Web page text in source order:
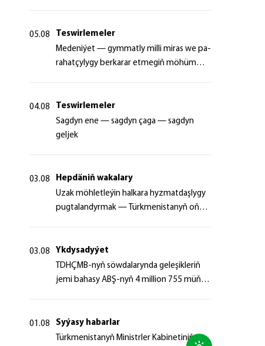
05.08
Teswirlemeler
Me­de­ni­ýet — gym­mat­ly milli mi­ras we pa­
ra­hat­çy­ly­gy ber­ka­rar et­me­giň mö­hüm
04.08
Teswirlemeler
Sagdyn ene — sagdyn çaga — sagdyn
geljek
03.08
Hepdäniň wakalary
Uzak möhletleýin halkara hyzmatdaşlygy
pugtalandyrmak — Türkmenistanyň oňyn
03.08
Ykdysadyýet
TDHÇMB-nyň söwdalarynda geleşikleriň
jemi bahasy ABŞ-nyň 4 million 755 müň
01.08
Syýasy habarlar
Türkmenistanyň Ministrler Kabinetiniň